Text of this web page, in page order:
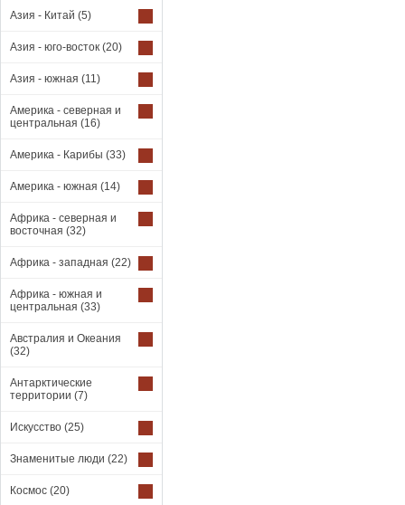
Азия - Китай (5)
Азия - юго-восток (20)
Азия - южная (11)
Америка - северная и
центральная (16)
Америка - Карибы (33)
Америка - южная (14)
Африка - северная и
восточная (32)
Африка - западная (22)
Африка - южная и
центральная (33)
Австралия и Океания
(32)
Антарктические
территории (7)
Искусство (25)
Знаменитые люди (22)
Космос (20)